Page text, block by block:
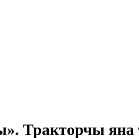
Тракторчы яна